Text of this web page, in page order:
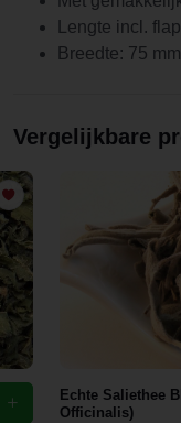
Lengte incl.
Breedte: 75 mm
Vergelijkbare
Echte Saliethee
Officinalis)